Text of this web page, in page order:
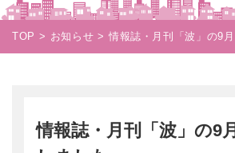
発作の介助と観察
てんかん協会とは
支部一覧
公益事業
てんかん関連書籍
てんかんアニメ教室
資金面での援助
お役立ちテキスト
TOP お知らせ 情報誌・月刊「波」の9
情報誌・月刊「波」の9